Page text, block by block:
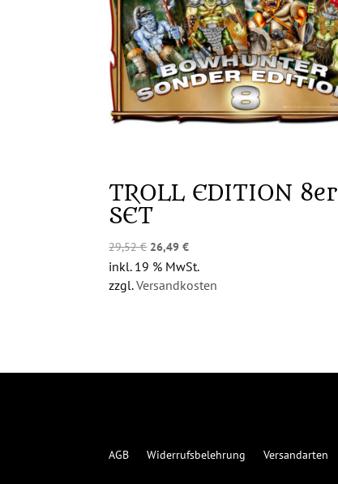
TROLL EDITION 8er
SET
29,52€ Ursprünglicher
Preis
war:
26,49€Aktueller
Preis
ist:
inkl. 19 % MwSt.
zzgl.Versandkosten
AGB Widerrufsbelehrung Versandarten